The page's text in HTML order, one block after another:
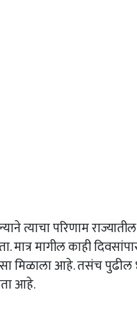
त्याचा परिणाम
मात्र मागील काही
मिळाला आहे. तसंच पुढील
आहे.